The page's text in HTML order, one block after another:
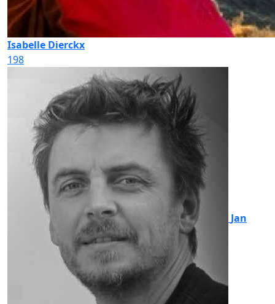
Isabelle Dierckx
198
Jan